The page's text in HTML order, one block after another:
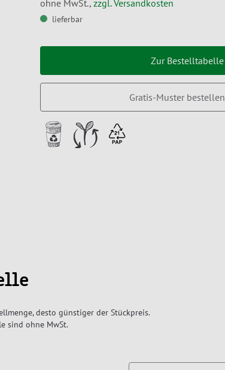
ohne MwSt., zzgl. Versandkosten
lieferbar
Zur Bestelltabelle
Gratis-Muster bestellen
desto günstiger der Stückpreis.
sind ohne MwSt.